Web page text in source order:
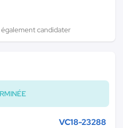
candidater
VC18-23288